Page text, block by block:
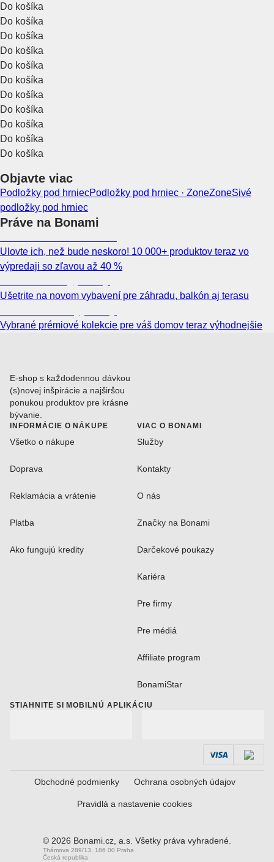
Do košíka
Do košíka
Do košíka
Do košíka
Do košíka
Do košíka
Do košíka
Do košíka
Do košíka
Do košíka
Do košíka
Objavte viac
Podložky pod hrniecPodložky pod hrniec · ZoneZoneSivé
podložky pod hrniec
Práve na Bonami
Ulovte ich, než bude neskoro! 10 000+ produktov teraz vo
výpredaji so zľavou až 40 %
Ušetrite na novom vybavení pre záhradu, balkón aj terasu
Vybrané prémiové kolekcie pre váš domov teraz výhodnejšie
E-shop s každodennou dávkou
(s)novej inšpirácie a najširšou
ponukou produktov pre krásne
bývanie.
INFORMÁCIE O NÁKUPE
Všetko o nákupe
Doprava
Reklamácia a vrátenie
Platba
Ako fungujú kredity
VIAC O BONAMI
Služby
Kontakty
O nás
Značky na Bonami
Darčekové poukazy
Kariéra
Pre firmy
Pre médiá
Affiliate program
BonamiStar
STIAHNITE SI MOBILNÚ APLIKÁCIU
Obchodné podmienky Ochrana osobných údajov
Pravidlá a nastavenie cookies
© 2026 Bonami.cz, a.s. Všetky práva vyhradené.
Thámova 289/13, 186 00 Praha
Česká republika